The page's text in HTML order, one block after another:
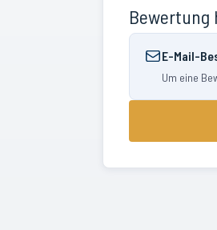
Bewertung
E-Mail-
Um eine